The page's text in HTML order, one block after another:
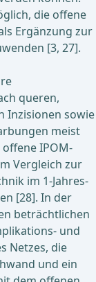
die offene
Ergänzung zur
[3, 27].
queren,
Inzisionen sowie
meist
IPOM-
Vergleich zur
im 1-Jahres-
[28]. In der
beträchtlichen
und
Netzes, die
und ein